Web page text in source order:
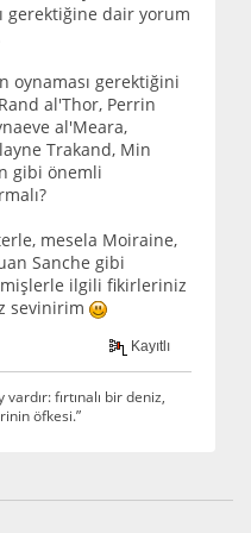
gerektiğine dair yorum
oynaması gerektiğini
al'Thor, Perrin
al'Meara,
Trakand, Min
gibi önemli
mesela Moiraine,
Sanche gibi
ilgili fikirleriniz
sevinirim
Kayıtlı
fırtınalı bir deniz,
öfkesi.”